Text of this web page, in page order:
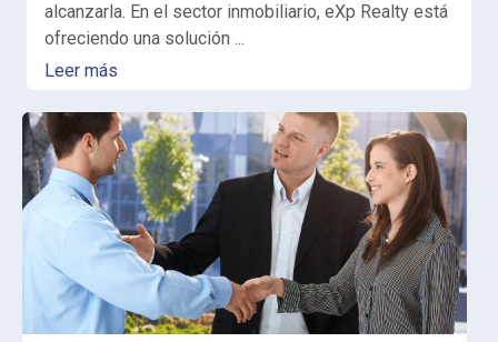
alcanzarla. En el sector inmobiliario, eXp Realty está
ofreciendo una solución ...
Leer más